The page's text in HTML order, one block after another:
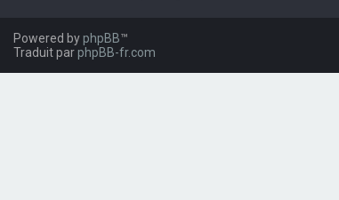
Powered byphpBB™
Traduit parphpBB-fr.com